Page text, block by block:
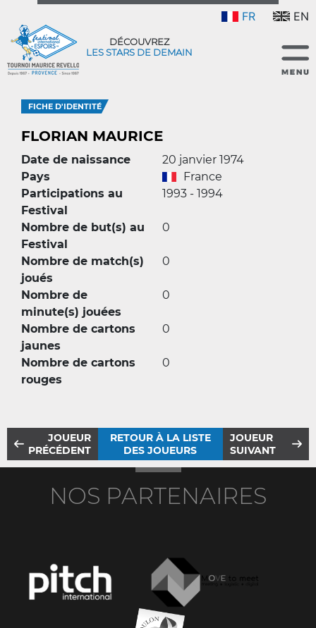
FR EN
DÉCOUVREZ
LES STARS DE DEMAIN
FICHE D'IDENTITÉ
FLORIAN MAURICE
Date de naissance
20 janvier 1974
Pays
France
Participations au
Festival
1993 - 1994
Nombre de but(s) au
Festival
0
Nombre de match(s)
joués
0
Nombre de
minute(s) jouées
0
Nombre de cartons
jaunes
0
Nombre de cartons
rouges
0
JOUEUR
PRÉCÉDENT
RETOUR À LA LISTE
DES JOUEURS
JOUEUR
SUIVANT
NOS PARTENAIRES